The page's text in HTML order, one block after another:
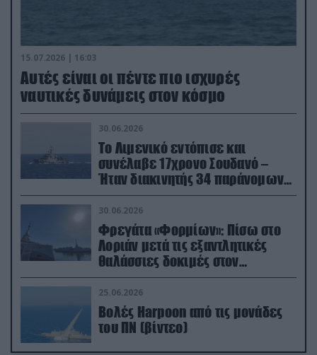
15.07.2026 | 16:03
Aυτές είναι οι πέντε πιο ισχυρές
ναυτικές δυνάμεις στον κόσμο
30.06.2026
Το Λιμενικό εντόπισε και
συνέλαβε 17χρονο Σουδανό –
Ήταν διακινητής 34 παράνομων
μεταναστών
30.06.2026
Φρεγάτα «Φορμίων»: Πίσω στο
Λοριάν μετά τις εξαντλητικές
θαλάσσιες δοκιμές στον
απαιτητικό Βισκαϊκό
25.06.2026
Βολές Harpoon από τις μονάδες
του ΠΝ (βίντεο)